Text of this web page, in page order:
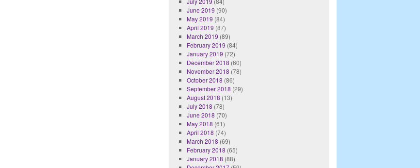
June 2019 (90)
May 2019 (84)
April 2019 (87)
March 2019 (89)
February 2019 (84)
January 2019 (72)
December 2018 (60)
November 2018 (78)
October 2018 (86)
September 2018 (29)
August 2018 (13)
July 2018 (78)
June 2018 (70)
May 2018 (61)
April 2018 (74)
March 2018 (69)
February 2018 (65)
January 2018 (88)